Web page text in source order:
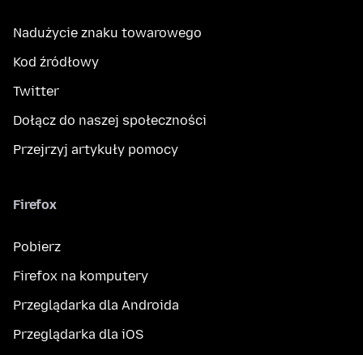
Nadużycie znaku towarowego
Kod źródłowy
Twitter
Dołącz do naszej społeczności
Przejrzyj artykuły pomocy
Firefox
Pobierz
Firefox na komputery
Przeglądarka dla Androida
Przeglądarka dla iOS